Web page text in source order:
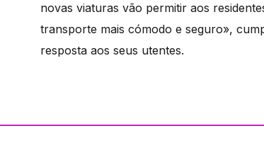
novas viaturas vão permitir aos
transporte mais cómodo e seguro»,
resposta aos seus utentes.